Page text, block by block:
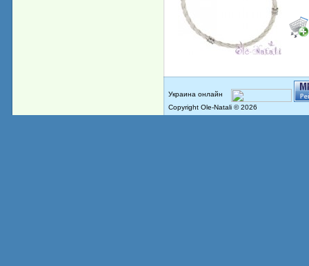
Copyright Ole-Natali © 2026